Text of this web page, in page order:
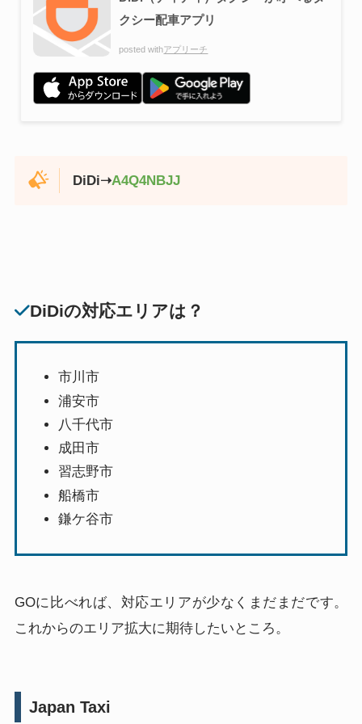
クシー配車アプリ
posted withアプリーチ
DiDi➝A4Q4NBJJ
DiDiの対応エリアは？
市川市
浦安市
八千代市
成田市
習志野市
船橋市
鎌ケ谷市
GOに比べれば、対応エリアが少なくまだまだです。
これからのエリア拡大に期待したいところ。
Japan Taxi